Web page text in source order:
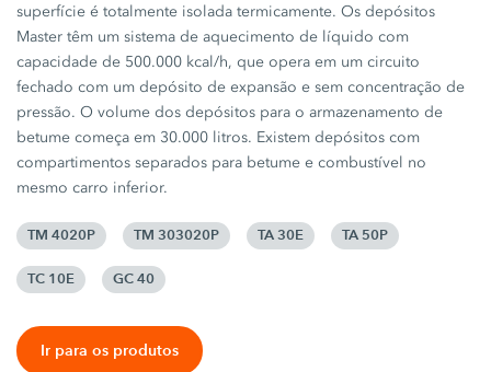
superfície é totalmente isolada termicamente. Os depósitos
Master têm um sistema de aquecimento de líquido com
capacidade de 500.000 kcal/h, que opera em um circuito
fechado com um depósito de expansão e sem concentração de
pressão. O volume dos depósitos para o armazenamento de
betume começa em 30.000 litros. Existem depósitos com
compartimentos separados para betume e combustível no
mesmo carro inferior.
TM 4020P TM 303020P TA 30E TA 50P
TC 10E GC 40
Ir para os produtos